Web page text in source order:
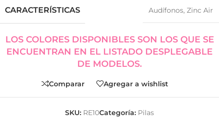
CARACTERÍSTICAS Audífonos, Zinc Air
LOS COLORES DISPONIBLES SON LOS QUE SE
ENCUENTRAN EN EL LISTADO DESPLEGABLE
DE MODELOS.
Comparar Agregar a wishlist
SKU: RE10Categoría: Pilas